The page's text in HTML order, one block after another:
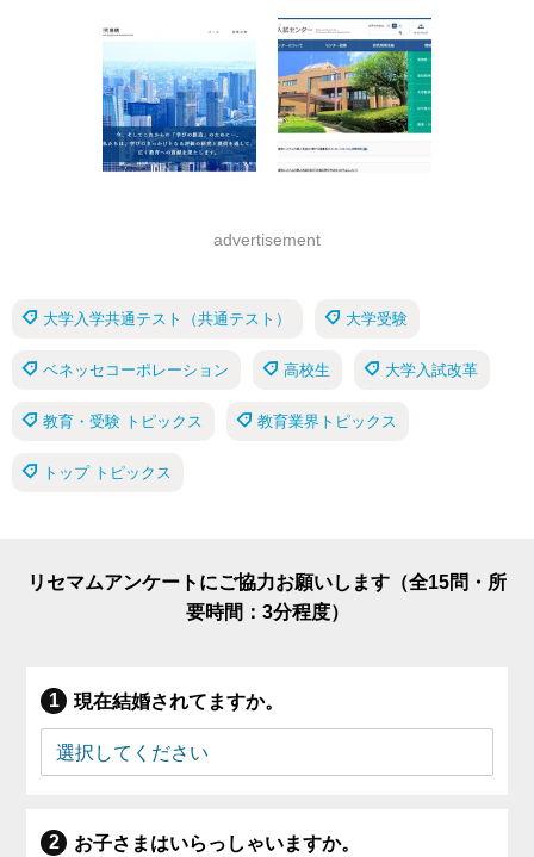
advertisement
大学入学共通テスト（共通テスト） 大学受験
ベネッセコーポレーション 高校生 大学入試改革
教育・受験 トピックス 教育業界トピックス
トップ トピックス
リセマムアンケートにご協力お願いします（全15問・所
要時間：3分程度）
現在結婚されてますか。
お子さまはいらっしゃいますか。